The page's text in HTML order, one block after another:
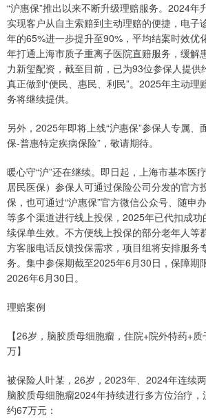
“沪惠保”推出以来不断升级理赔服务。2024年
实现客户从自主索赔到主动理赔的便捷，电子
年的65%进一步提升至90%，平均结案时效优
年打通上海市质子重离子医院直赔服务，缓解
力新玺配资，截至目前，已为93位参保人提供
真正做到“便民、惠民、利民”。2025年主动理
务将继续提供。
另外，2025年即将上线“沪惠保”参保人专属、
保-普惠特定疾病保险”，敬请期待。
暖心守“沪”还在继续。即日起，上海市基本医
居民医保）参保人可通过保险公司分发的官方
保，也可通过“沪惠保”官方微信公众号、随申
等多个渠道进行线上投保，2025年已代扣成
续保单生效。不方便线上投保的部分老年人等
方客服电话反馈投保需求，项目组将安排服务
务。集中参保期截至2025年6月30日，保障期
2026年6月30日。
理赔案例
【26岁，脑胶质母细胞瘤，住院+院外特药+
万】
被保险人叶某，26岁，2023年、2024年连续
脑胶质母细胞瘤2024年持续进行多方位治疗
约67万元：